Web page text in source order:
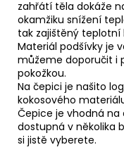
zahřátí těla dokáže
okamžiku snížení
tak zajištěný
Materiál podšívky je
můžeme doporučit i
pokožkou.
Na čepici je našito
kokosového
Čepice je vhodná
dostupná v několika
si jistě vyberete.